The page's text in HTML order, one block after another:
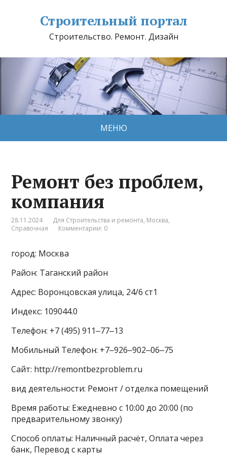
Строительный портал
Строительство. Ремонт. Дизайн
МЕНЮ
Ремонт без проблем,
компания
28.11.2024 Для Строительства и ремонта, Москва,
Справочная
Комментарии: 0
город: Москва
Район: Таганский район
Адрес: Воронцовская улица, 24/6 ст1
Индекс: 109044.0
Телефон: +7 (495) 911‒77‒13
Мобильный Телефон: +7‒926‒902‒06‒75
Сайт: http://remontbezproblem.ru
вид деятельности: Ремонт / отделка помещений
Время работы: Ежедневно с 10:00 до 20:00 (по
предварительному звонку)
Способ оплаты: Наличный расчёт, Оплата через
банк, Перевод с карты